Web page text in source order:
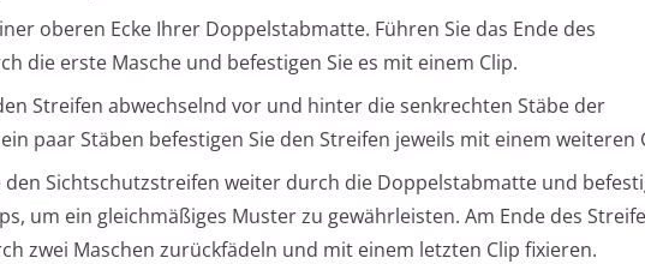
oberen Ecke Ihrer Doppelstabmatte. Führen Sie das Ende des
die erste Masche und befestigen Sie es mit einem Clip.
Streifen abwechselnd vor und hinter die senkrechten Stäbe der
paar Stäben befestigen Sie den Streifen jeweils mit einem weiteren
den Sichtschutzstreifen weiter durch die Doppelstabmatte und
um ein gleichmäßiges Muster zu gewährleisten. Am Ende des
zwei Maschen zurückfädeln und mit einem letzten Clip fixieren.